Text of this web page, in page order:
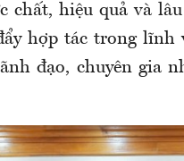
chất, hiệu quả và
hợp tác trong lĩnh
đạo, chuyên gia